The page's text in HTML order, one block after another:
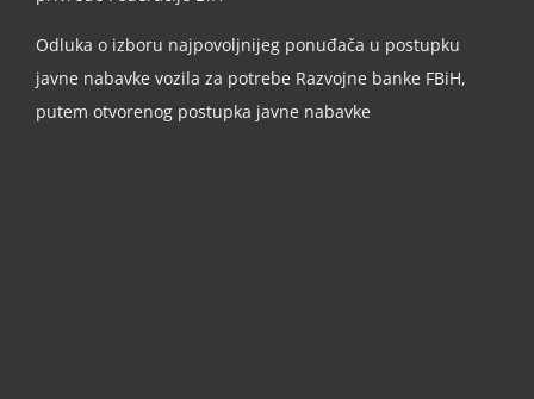
Odluka o izboru najpovoljnijeg ponuđača u postupku
javne nabavke vozila za potrebe Razvojne banke FBiH,
putem otvorenog postupka javne nabavke